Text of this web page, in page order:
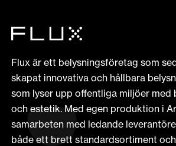
Flux är ett belysningsföretag som
skapat innovativa och hållbara
som lyser upp offentliga miljöer med
och estetik. Med egen produktion i
samarbeten med ledande
både ett brett standardsortiment och